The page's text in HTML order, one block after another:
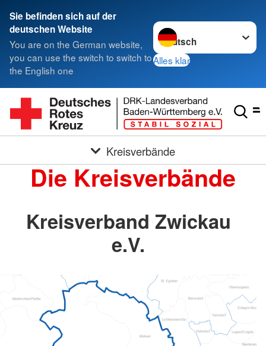
Sie befinden sich auf der
deutschen Website
You are on the German website,
you can use the switch to switch to
the English one
Sprache wechseln zu
Alles klar
Kreisverbände
Die Kreisverbände
Kreisverband Zwickau
e.V.